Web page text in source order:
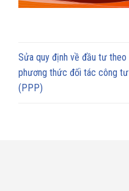
Sửa quy định về đầu tư theo
phương thức đối tác công tư
(PPP)